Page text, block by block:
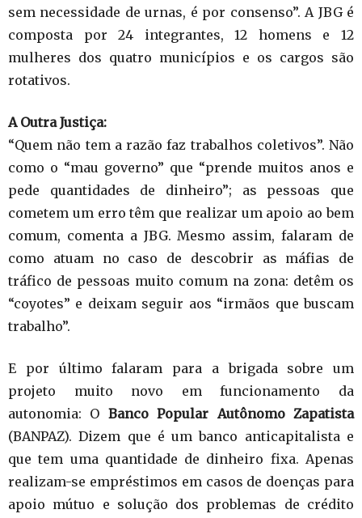
sem necessidade de urnas, é por consenso”. A JBG é
composta por 24 integrantes, 12 homens e 12
mulheres dos quatro municípios e os cargos são
rotativos.
A Outra Justiça:
“Quem não tem a razão faz trabalhos coletivos”. Não
como o “mau governo” que “prende muitos anos e
pede quantidades de dinheiro”; as pessoas que
cometem um erro têm que realizar um apoio ao bem
comum, comenta a JBG. Mesmo assim, falaram de
como atuam no caso de descobrir as máfias de
tráfico de pessoas muito comum na zona: detêm os
“coyotes” e deixam seguir aos “irmãos que buscam
trabalho”.
E por último falaram para a brigada sobre um
projeto muito novo em funcionamento da
autonomia: O Banco Popular Autônomo Zapatista
(BANPAZ). Dizem que é um banco anticapitalista e
que tem uma quantidade de dinheiro fixa. Apenas
realizam-se empréstimos em casos de doenças para
apoio mútuo e solução dos problemas de crédito